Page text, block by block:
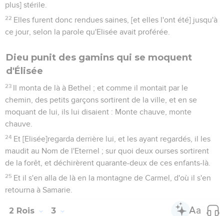
plus] stérile.
22 Elles furent donc rendues saines, [et elles l'ont été] jusqu'à
ce jour, selon la parole qu'Elisée avait proférée.
Dieu punit des gamins qui se moquent
d'Élisée
23 Il monta de là à Bethel ; et comme il montait par le
chemin, des petits garçons sortirent de la ville, et en se
moquant de lui, ils lui disaient : Monte chauve, monte
chauve.
24 Et [Elisée]regarda derrière lui, et les ayant regardés, il les
maudit au Nom de l'Eternel ; sur quoi deux ourses sortirent
de la forêt, et déchirèrent quarante-deux de ces enfants-là.
25 Et il s'en alla de là en la montagne de Carmel, d'où il s'en
retourna à Samarie.
2 Rois 3